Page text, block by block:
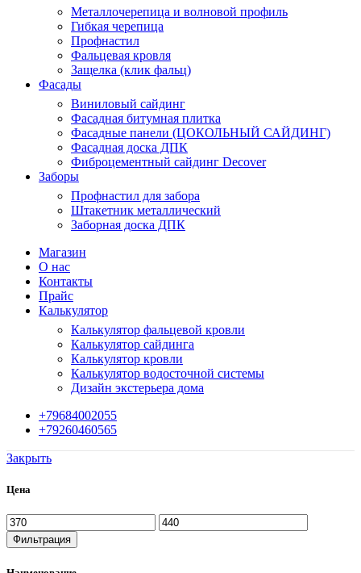
Металлочерепица и волновой профиль
Гибкая черепица
Профнастил
Фальцевая кровля
Защелка (клик фальц)
Фасады
Виниловый сайдинг
Фасадная битумная плитка
Фасадные панели (ЦОКОЛЬНЫЙ САЙДИНГ)
Фасадная доска ДПК
Фиброцементный сайдинг Decover
Заборы
Профнастил для забора
Штакетник металлический
Заборная доска ДПК
Магазин
О нас
Контакты
Прайс
Калькулятор
Калькулятор фальцевой кровли
Калькулятор сайдинга
Калькулятор кровли
Калькулятор водосточной системы
Дизайн экстерьера дома
+79684002055
+79260460565
Закрыть
Цена
Фильтрация